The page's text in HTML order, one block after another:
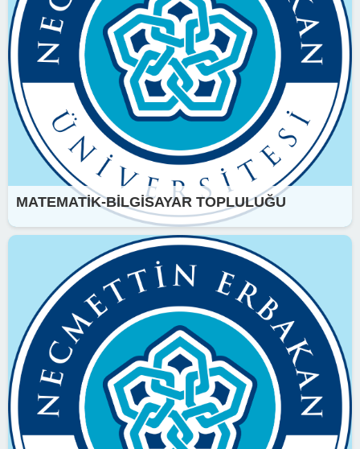
MATEMATİK-BİLGİSAYAR TOPLULUĞU